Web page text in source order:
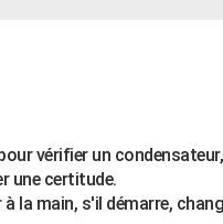
vérifier un
une certitude.
la main, s'il démarre,